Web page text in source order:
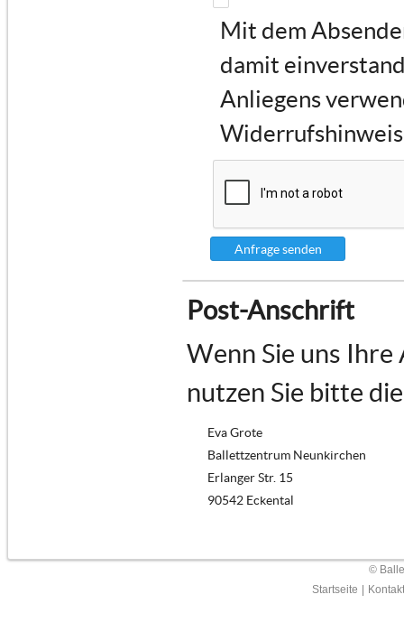
Mit dem
damit
Anliegens
Anfrage senden
Post-Anschrift
Wenn Sie uns
nutzen Sie bitte
Eva Grote
Ballettzentrum Neunkirchen
Erlanger Str. 15
90542 Eckental
©
Startseite
Kontakt